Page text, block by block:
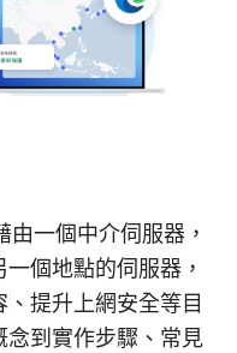
一個中介伺服器，
個地點的伺服器，
提升上網安全等目
念到實作步驟、常見